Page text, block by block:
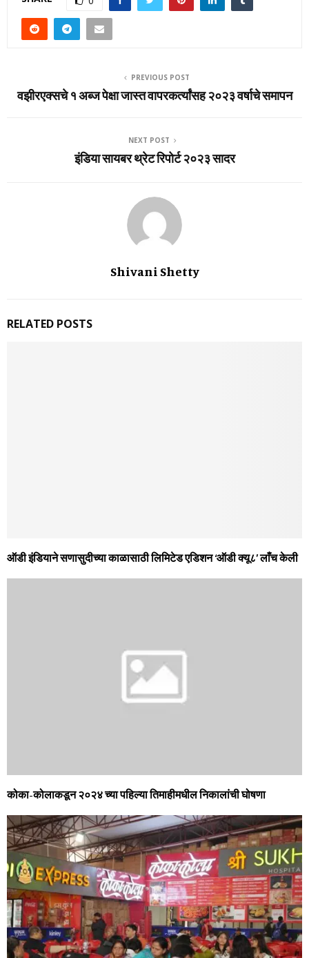
PREVIOUS POST
वझीरएक्सचे १ अब्ज पेक्षा जास्त वापरकर्त्यांसह २०२३ वर्षाचे समापन
NEXT POST
इंडिया सायबर थ्रेट रिपोर्ट २०२३ सादर
Shivani Shetty
RELATED POSTS
ऑडी इंडियाने सणासुदीच्‍या काळासाठी लिमिटेड एडिशन ‘ऑडी क्‍यू८’ लाँच केली
कोका-कोलाकडून २०२४ च्‍या पहिल्‍या तिमाहीमधील निकालांची घोषणा